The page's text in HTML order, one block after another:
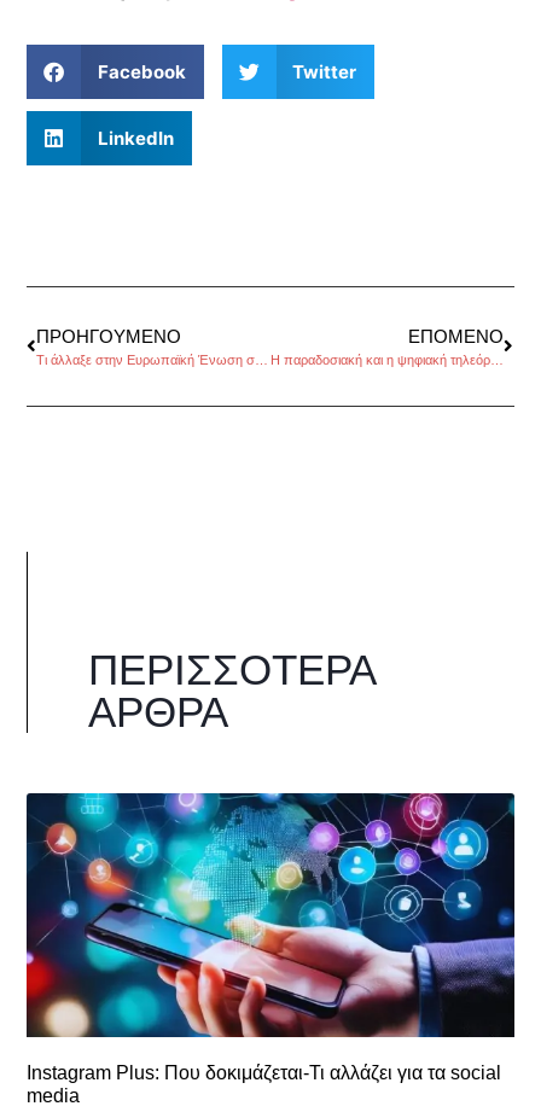
Facebook Twitter
LinkedIn
ΠΡΟΗΓΟΎΜΕΝΟ ΕΠΌΜΕΝΟ
Η παραδοσιακή και η ψηφιακή τηλεόραση, της Κατερίνας Σταματελοπούλου
ΠΕΡΙΣΣΌΤΕΡΑ
ΆΡΘΡΑ
Instagram Plus: Που δοκιμάζεται-Τι αλλάζει για τα social
media